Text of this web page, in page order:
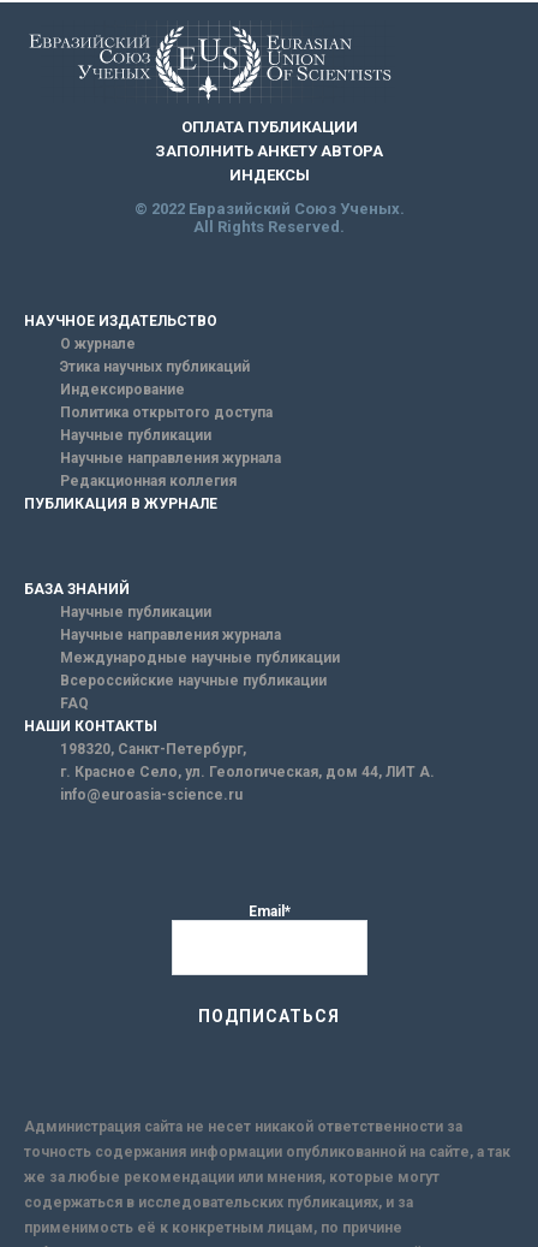
ОПЛАТА ПУБЛИКАЦИИ
ЗАПОЛНИТЬ АНКЕТУ АВТОРА
ИНДЕКСЫ
© 2022 Евразийский Союз Ученых.
All Rights Reserved.
НАУЧНОЕ ИЗДАТЕЛЬСТВО
О журнале
Этика научных публикаций
Индексирование
Политика открытого доступа
Научные публикации
Научные направления журнала
Редакционная коллегия
ПУБЛИКАЦИЯ В ЖУРНАЛЕ
БАЗА ЗНАНИЙ
Научные публикации
Научные направления журнала
Международные научные публикации
Всероссийские научные публикации
FAQ
НАШИ КОНТАКТЫ
198320, Санкт-Петербург,
г. Красное Село, ул. Геологическая, дом 44, ЛИТ А.
info@euroasia-science.ru
Email*
Администрация сайта не несет никакой ответственности за
точность содержания информации опубликованной на сайте, а так
же за любые рекомендации или мнения, которые могут
содержаться в исследовательских публикациях, и за
применимость её к конкретным лицам, по причине